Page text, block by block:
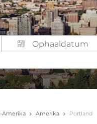
Amerika Amerika Portland